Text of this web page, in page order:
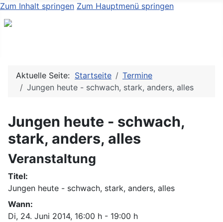
Zum Inhalt springen Zum Hauptmenü springen
Aktuelle Seite: Startseite
Termine
Jungen heute - schwach, stark, anders, alles
Jungen heute - schwach,
stark, anders, alles
Veranstaltung
Titel:
Jungen heute - schwach, stark, anders, alles
Wann:
Di, 24. Juni 2014, 16:00 h - 19:00 h